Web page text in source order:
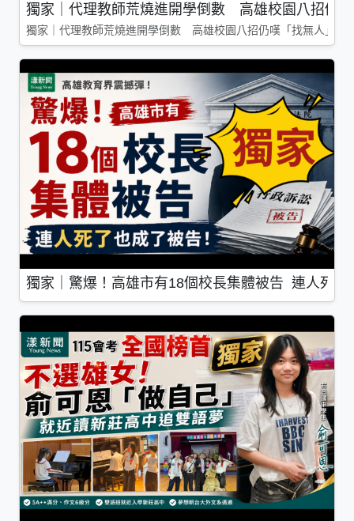
獨家｜代理教師荒燒進開學倒數 高雄校園八招仍
獨家｜代理教師荒燒進開學倒數 高雄校園八招仍嘆「找無人」
獨家｜驚爆！高雄市有18個校長集體被告 連人死了